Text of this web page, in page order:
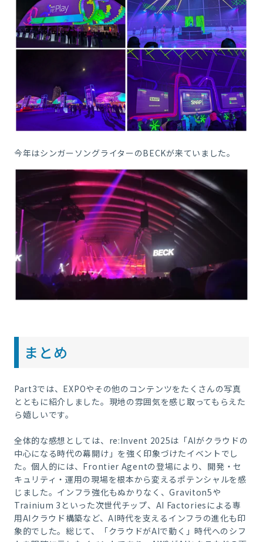
今年はシンガーソングライターのBECKが来ていました。
まとめ
Part3では、EXPOやその他のコンテンツをたくさんの写真
とともに紹介しました。現地の雰囲気を感じ取ってもらえた
ら嬉しいです。
全体的な感想としては、re:Invent 2025は「AIがクラウドの
中心になる時代の幕開け」を強く印象づけたイベントでし
た。個人的には、Frontier Agentの登場により、開発・セ
キュリティ・運用の現場を根本から変えるポテンシャルを感
じました。インフラ強化もぬかりなく、Graviton5や
Trainium 3といった次世代チップ、AI Factoriesによる専
用AIクラウド構築など、AI時代を支えるインフラの進化も印
象的でした。総じて、「クラウドがAIで動く」時代へのシフ